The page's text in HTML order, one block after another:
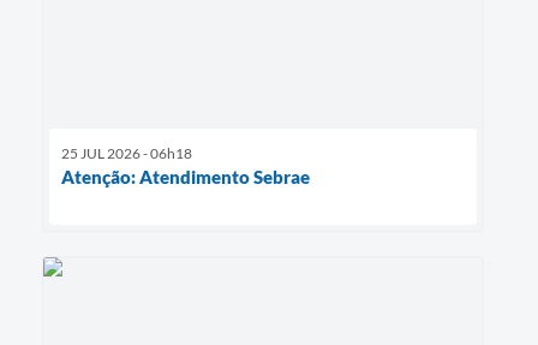
25 JUL 2026 - 06h18
Atenção: Atendimento Sebrae